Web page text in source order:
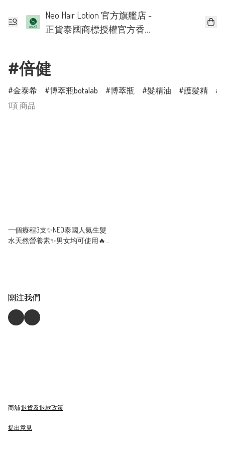
Neo Hair Lotion 官方旗艦店 -
正貨泰國商標授權官方香
#倍健
金泰希 博萃瓶botalab 博萃瓶 髮精油 護髮精
1項 商品
一個療程3支✨NEO泰國人氣生髮
水天然營養素✨男女均可使用🔥
關注我們
商舖退貨及退款政策
提出意見